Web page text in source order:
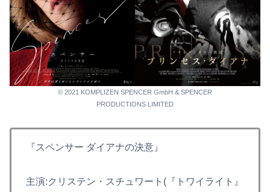
© 2021 KOMPLIZEN SPENCER GmbH & SPENCER
PRODUCTIONS LIMITED
『スペンサー ダイアナの決意』
主演:クリステン・スチュワート(『トワイライト』